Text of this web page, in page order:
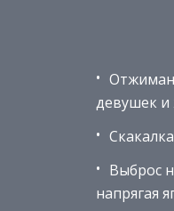
девушек и
Выброс
напрягая